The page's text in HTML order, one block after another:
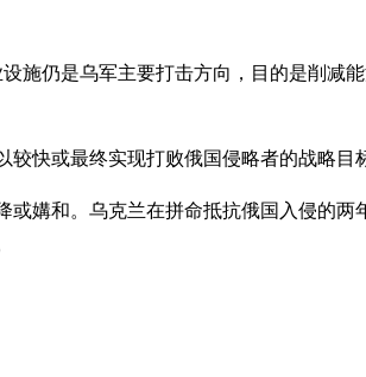
施仍是乌军主要打击方向，目的是削减
快或最终实现打败俄国侵略者的战略目
媾和。乌克兰在拼命抵抗俄国入侵的两